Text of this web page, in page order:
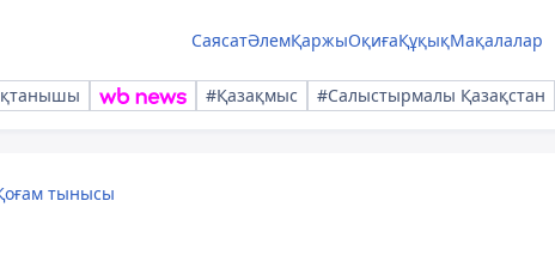
СаясатӘлемҚаржыОқиғаҚұқықМақалалар
#Қазақмыс #Салыстырмалы Қазақстан
тынысы